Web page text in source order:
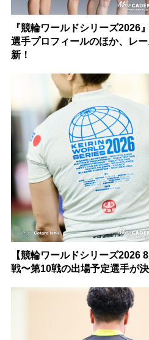
『競輪ワールドシリーズ2026
選手プロフィールのほか、レ
新！
【競輪ワールドシリーズ2026
戦〜第10戦の出場予定選手が決